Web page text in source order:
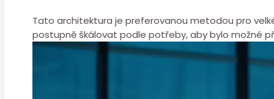
Tato architektura je preferovanou metodou pro
postupně škálovat podle potřeby, aby bylo možné⁣